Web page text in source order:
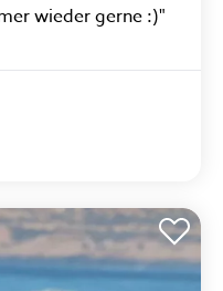
hierhin jederzeit
wieder gerne :)"